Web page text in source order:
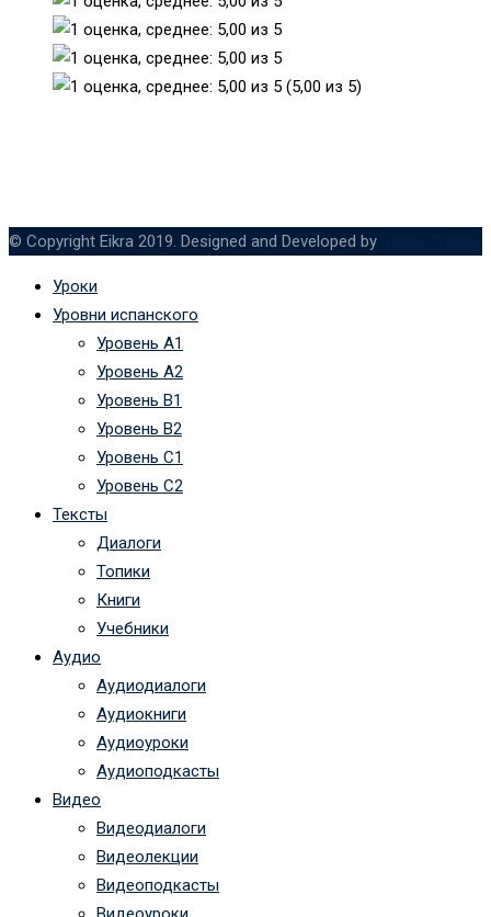
(5,00 из 5)
© Copyright Eikra 2019. Designed and Developed by
Уроки
Уровни испанского
Уровень А1
Уровень А2
Уровень B1
Уровень B2
Уровень C1
Уровень C2
Тексты
Диалоги
Топики
Книги
Учебники
Аудио
Аудиодиалоги
Аудиокниги
Аудиоуроки
Аудиоподкасты
Видео
Видеодиалоги
Видеолекции
Видеоподкасты